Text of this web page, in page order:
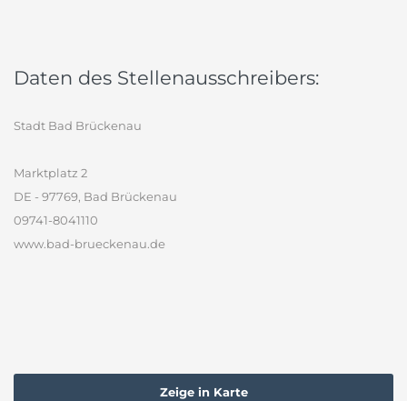
Daten des Stellenausschreibers:
Stadt Bad Brückenau
Marktplatz 2
DE - 97769, Bad Brückenau
09741-8041110
www.bad-brueckenau.de
Zeige in Karte